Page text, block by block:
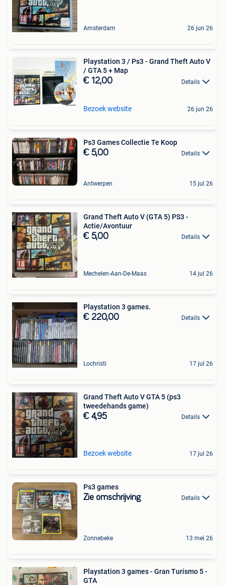
Amsterdam 26 jun 26
Playstation 3 / Ps3 - Grand Theft Auto V
/ GTA 5 + Map
€ 12,00 Details
Bezoek website 26 jun 26
Ps3 Games Collectie Te Koop
€ 5,00 Details
Antwerpen 15 jul 26
Grand Theft Auto V (GTA 5) PS3 -
Actie/Avontuur
€ 5,00 Details
Mechelen-Aan-De-Maas 14 jul 26
Playstation 3 games.
€ 220,00 Details
Lochristi 17 jul 26
Grand Theft Auto V GTA 5 (ps3
tweedehands game)
€ 4,95 Details
Bezoek website 17 jul 26
Ps3 games
Zie omschrijving Details
Zonnebeke 13 mei 26
Playstation 3 games - Gran Turismo 5 -
GTA